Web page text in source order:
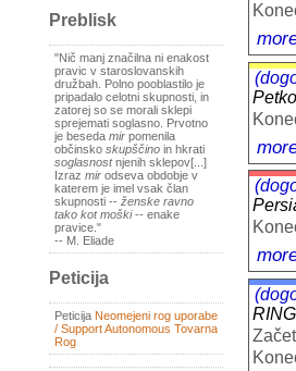
Preblisk
"Nič manj značilna ni enakost
pravic v staroslovanskih
družbah. Polno pooblastilo je
pripadalo celotni skupnosti, in
zatorej so se morali sklepi
sprejemati soglasno. Prvotno
je beseda mir pomenila
občinsko skupščino in hkrati
soglasnostnjenih sklepov[...]
Izraz mir odseva obdobje v
katerem je imel vsak član
skupnosti -- ženske ravno
tako kot moški-- enake
pravice."
-- M. Eliade
Peticija
Peticija Neomejeni rog uporabe
/ Support Autonomous Tovarna
Rog